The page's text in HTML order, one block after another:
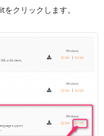
クリックします。